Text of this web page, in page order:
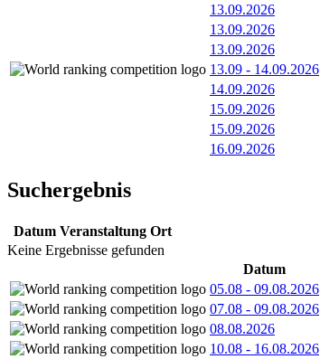
13.09.2026
13.09.2026
13.09.2026
13.09 - 14.09.2026
14.09.2026
15.09.2026
15.09.2026
16.09.2026
Suchergebnis
Datum Veranstaltung Ort
Keine Ergebnisse gefunden
Datum
05.08 - 09.08.2026
07.08 - 09.08.2026
08.08.2026
10.08 - 16.08.2026